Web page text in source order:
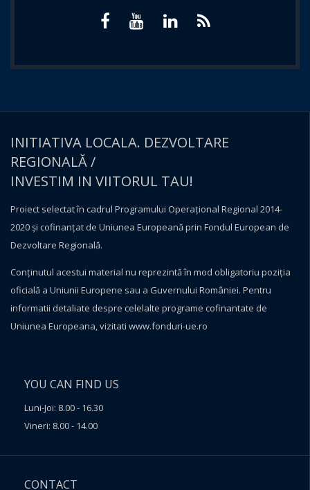
INITIATIVA LOCALA. DEZVOLTARE
REGIONALĂ /
INVESTIM IN VIITORUL TAU!
Proiect selectat în cadrul Programului Operațional Regional 2014-
2020 și cofinanțat de Uniunea Europeană prin Fondul European de
Dezvoltare Regională.
Conţinutul acestui material nu reprezintă în mod obligatoriu poziţia
oficială a Uniunii Europene sau a Guvernului României. Pentru
informatii detaliate despre celelalte programe cofinantate de
Uniunea Europeana, vizitati www.fonduri-ue.ro
YOU CAN FIND US
Luni-Joi: 8.00 - 16.30
Vineri: 8.00 - 14.00
CONTACT